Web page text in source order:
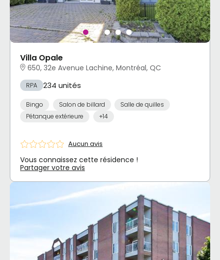
Villa Opale
650, 32e Avenue Lachine, Montréal, QC
RPA 234 unités
Bingo Salon de billard
Salle de quilles
Pétanque extérieure
+14
Aucun avis
Vous connaissez cette résidence !
Partager votre avis